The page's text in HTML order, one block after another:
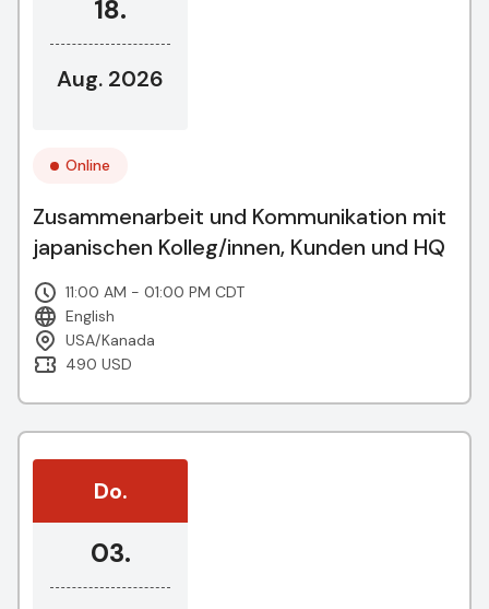
18.
Aug. 2026
Online
Zusammenarbeit und Kommunikation mit
japanischen Kolleg/innen, Kunden und HQ
11:00 AM - 01:00 PM CDT
English
USA/Kanada
490 USD
Do.
03.